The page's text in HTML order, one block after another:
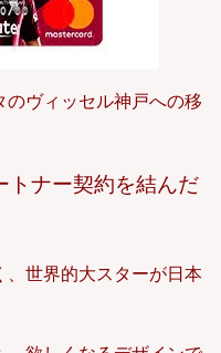
のヴィッセル神戸への移
トナー契約を結んだ
、世界的大スターが日本